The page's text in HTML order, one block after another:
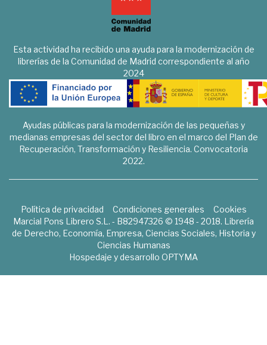
Esta actividad ha recibido una ayuda para la modernización de
librerías de la Comunidad de Madrid correspondiente al año
2024
Ayudas públicas para la modernización de las pequeñas y
medianas empresas del sector del libro en el marco del Plan de
Recuperación, Transformación y Resiliencia. Convocatoria
2022.
Política de privacidad Condiciones generales
Cookies
Marcial Pons Librero S.L. - B82947326 © 1948 - 2018. Librería
de Derecho, Economía, Empresa, Ciencias Sociales, Historia y
Ciencias Humanas
Hospedaje y desarrollo OPTYMA